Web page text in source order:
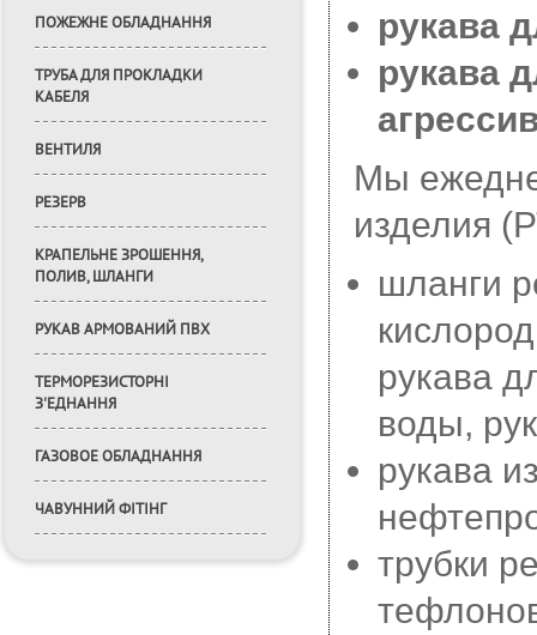
ПОЖЕЖНЕ ОБЛАДНАННЯ
ТРУБА ДЛЯ ПРОКЛАДКИ
КАБЕЛЯ
ВЕНТИЛЯ
РЕЗЕРВ
КРАПЕЛЬНЕ ЗРОШЕННЯ,
ПОЛИВ, ШЛАНГИ
РУКАВ АРМОВАНИЙ ПВХ
ТЕРМОРЕЗИСТОРНІ
З'ЕДНАННЯ
ГАЗОВОЕ ОБЛАДНАННЯ
ЧАВУННИЙ ФІТІНГ
рукава
рукава
Мы
изделия
шланги
рукава
воды,
рукава
трубки